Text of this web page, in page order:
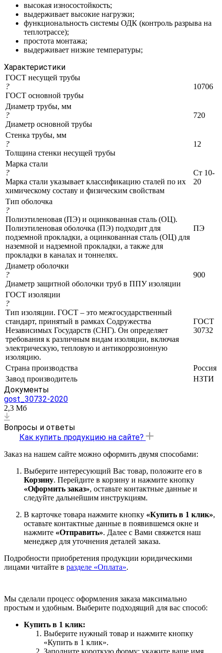
высокая износостойкость;
выдерживает высокие нагрузки;
функциональность системы ОДК (контроль разрыва на
теплотрассе);
простота монтажа;
выдерживает низкие температуры;
Характеристики
ГОСТ несущей трубы
?
ГОСТ основной трубы
10706
Диаметр трубы, мм
?
Диаметр основной трубы
720
Стенка трубы, мм
?
Толщина стенки несущей трубы
12
Марка стали
?
Марка стали указывает классификацию сталей по их
химическому составу и физическим свойствам
Ст 10-
20
Тип оболочка
?
Полиэтиленовая (ПЭ) и оцинкованная сталь (ОЦ).
Полиэтиленовая оболочка (ПЭ) подходит для
подземной прокладки, а оцинкованная сталь (ОЦ) для
наземной и надземной прокладки, а также для
прокладки в каналах и тоннелях.
ПЭ
Диаметр оболочки
?
Диаметр защитной оболочки труб в ППУ изоляции
900
ГОСТ изоляции
?
Тип изоляции. ГОСТ – это межгосударственный
стандарт, принятый в рамках Содружества
Независимых Государств (СНГ). Он определяет
требования к различным видам изоляции, включая
электрическую, тепловую и антикоррозионную
изоляцию.
ГОСТ
30732
Страна производства
Россия
Завод производитель
НЗТИ
Документы
gost_30732-2020
2,3 Мб
Вопросы и ответы
Как купить продукцию на сайте?
Заказ на нашем сайте можно оформить двумя способами:
Выберите интересующий Вас товар, положите его в
Корзину. Перейдите в корзину и нажмите кнопку
«Оформить заказ», оставьте контактные данные и
следуйте дальнейшим инструкциям.
В карточке товара нажмите кнопку «Купить в 1 клик»,
оставьте контактные данные в появившемся окне и
нажмите «Отправить». Далее с Вами свяжется наш
менеджер для уточнения деталей заказа.
Подробности приобретения продукции юридическими
лицами читайте в разделе «Оплата».
Мы сделали процесс оформления заказа максимально
простым и удобным. Выберите подходящий для вас способ:
Купить в 1 клик:
Выберите нужный товар и нажмите кнопку
«Купить в 1 клик».
Заполните короткую форму: укажите ваше имя,